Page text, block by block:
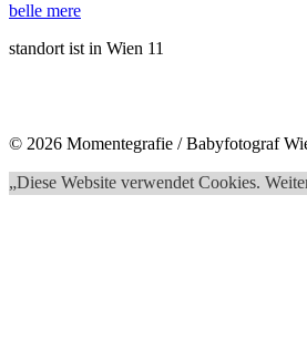
belle mere
standort ist in Wien 11
© 2026 Momentegrafie / Babyfotograf
„Diese Website verwendet Cookies.